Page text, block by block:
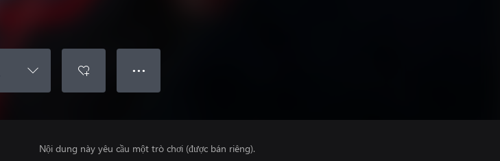
● ● ●
Nội dung này yêu cầu một trò chơi (được bán riêng).